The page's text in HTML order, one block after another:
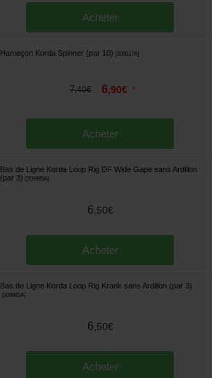
Acheter
Hameçon Korda Spinner (par 10) 209017A]
7,40€ 6,90€ *
Acheter
Bas de Ligne Korda Loop Rig DF Wide Gape sans Ardillon
(par 3)
209985A]
6 50€
Acheter
Bas de Ligne Korda Loop Rig Krank sans Ardillon (par 3)
209983A]
6 50€
Acheter